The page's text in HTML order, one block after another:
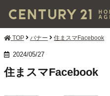
TOP バナー 住まスマFacebook
2024/05/27
住まスマFacebook